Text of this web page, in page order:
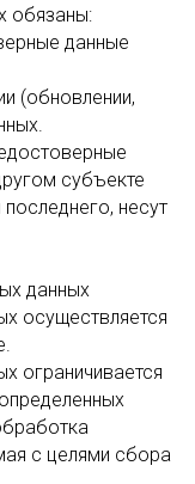
обязаны:
данные
(обновлении,
субъекте
несут
данных
осуществляется
ограничивается
с целями сбора